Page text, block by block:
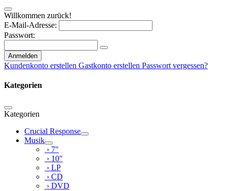
Willkommen zurück!
E-Mail-Adresse:
Passwort:
Anmelden
Kundenkonto erstellen Gastkonto erstellen Passwort vergessen?
Kategorien
Kategorien
Crucial Response
Musik
› 7"
› 10"
› LP
› CD
› DVD